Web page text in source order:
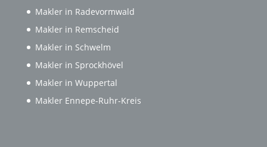
Makler in Radevormwald
Makler in Remscheid
Makler in Schwelm
Makler in Sprockhövel
Makler in Wuppertal
Makler Ennepe-Ruhr-Kreis